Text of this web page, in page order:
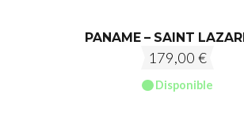
PANAME – SAINT
179,00 €
Disponible